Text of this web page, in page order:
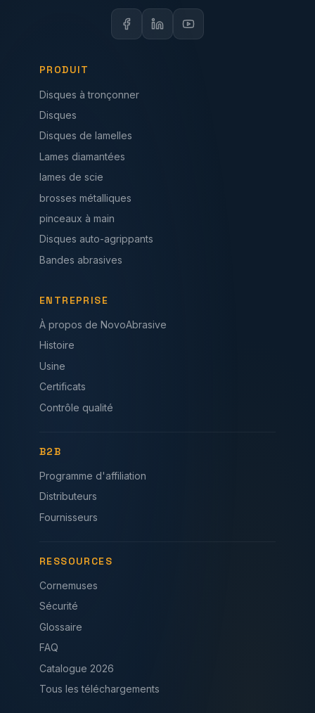
PRODUIT
Disques à tronçonner
Disques
Disques de lamelles
Lames diamantées
lames de scie
brosses métalliques
pinceaux à main
Disques auto-agrippants
Bandes abrasives
ENTREPRISE
À propos de NovoAbrasive
Histoire
Usine
Certificats
Contrôle qualité
B2B
Programme d'affiliation
Distributeurs
Fournisseurs
RESSOURCES
Cornemuses
Sécurité
Glossaire
FAQ
Catalogue 2026
Tous les téléchargements